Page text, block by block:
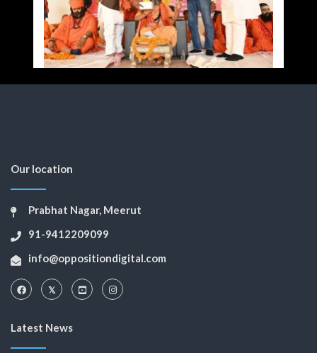
Our location
Prabhat Nagar, Meerut
91-9412209099
info@oppositiondigital.com
Latest News